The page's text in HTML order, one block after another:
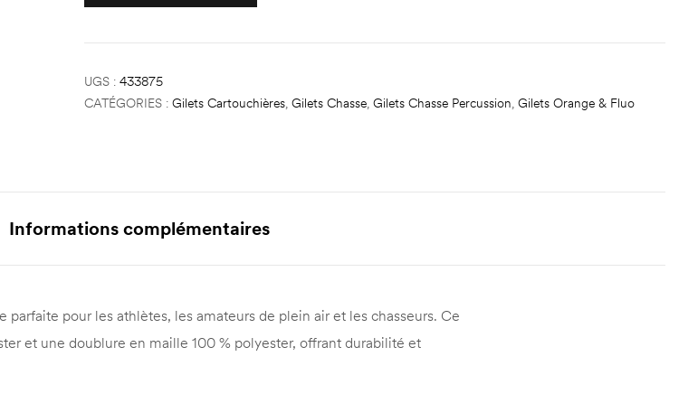
UGS : 433875
CATÉGORIES : Gilets Cartouchières, Gilets Chasse, Gilets Chasse Percussion, Gilets Orange & Fluo
Informations complémentaires
pour les athlètes, les amateurs de plein air et les chasseurs. Ce
et une doublure en maille 100 % polyester, offrant durabilité et